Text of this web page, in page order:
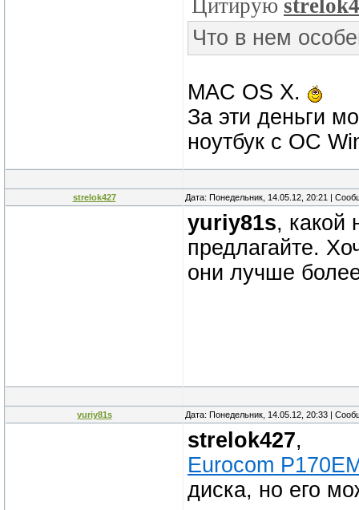
Цитирую
Что в нем
MAC OS X.
За эти деньги
ноутбук с ОС
strelok427 Дата: Понедельник, 14.05.12, 20:21 |
yuriy81s, какой
предлагайте.
они лучше
yuriy81s Дата: Понедельник, 14.05.12, 20:33 |
strelok427,
Eurocom
диска, но его